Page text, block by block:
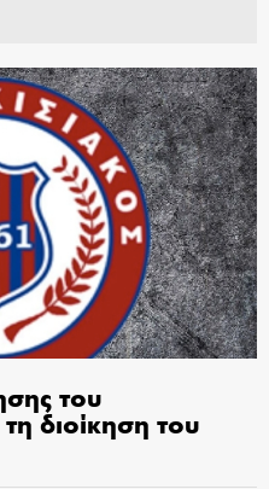
του
διοίκηση του